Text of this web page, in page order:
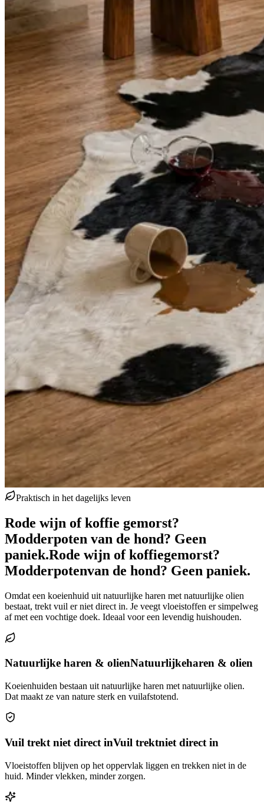
Praktisch in het dagelijks leven
Rode wijn of koffie gemorst?
Modderpoten van de hond? Geen
paniek.Rode wijn of koffiegemorst?
Modderpotenvan de hond? Geen paniek.
Omdat een koeienhuid uit natuurlijke haren met natuurlijke olien
bestaat, trekt vuil er niet direct in. Je veegt vloeistoffen er simpelweg
af met een vochtige doek. Ideaal voor een levendig huishouden.
Natuurlijke haren & olienNatuurlijkeharen & olien
Koeienhuiden bestaan uit natuurlijke haren met natuurlijke olien.
Dat maakt ze van nature sterk en vuilafstotend.
Vuil trekt niet direct inVuil trektniet direct in
Vloeistoffen blijven op het oppervlak liggen en trekken niet in de
huid. Minder vlekken, minder zorgen.